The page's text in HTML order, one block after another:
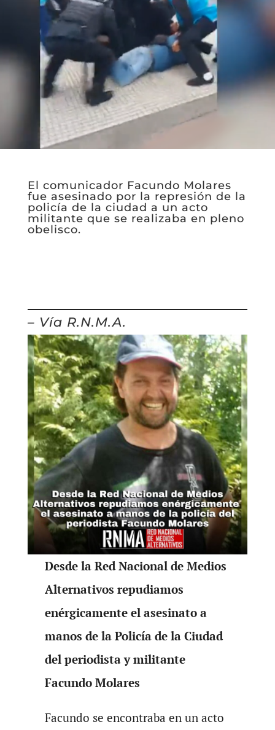
El comunicador Facundo Molares
fue asesinado por la represión de la
policía de la ciudad a un acto
militante que se realizaba en pleno
obelisco.
– Vía R.N.M.A.
Desde la Red Nacional de Medios
Alternativos repudiamos
enérgicamente el asesinato a
manos de la Policía de la Ciudad
del periodista y militante
Facundo Molares
Facundo se encontraba en un acto